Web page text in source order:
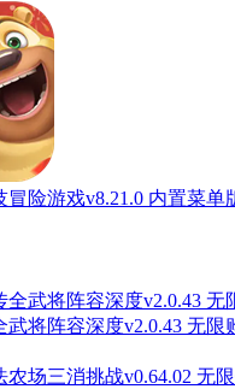
险游戏v8.21.0 内置菜单
武将阵容深度v2.0.43 无限